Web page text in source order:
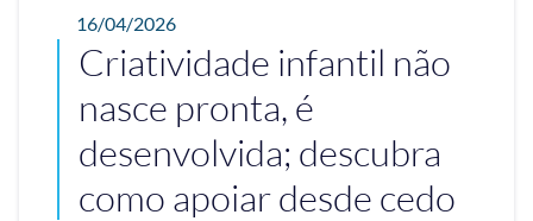
16/04/2026
Criatividade infantil não
nasce pronta, é
desenvolvida; descubra
como apoiar desde cedo